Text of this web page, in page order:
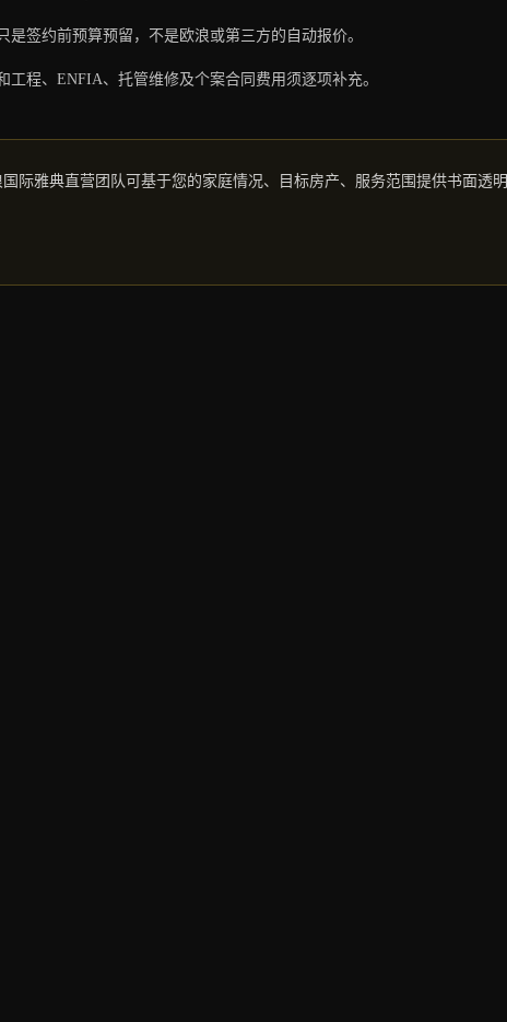
是签约前预算预留，不是欧浪或第三方的自动报价。
工程、ENFIA、托管维修及个案合同费用须逐项补充。
国际雅典直营团队可基于您的家庭情况、目标房产、服务范围提供书面透